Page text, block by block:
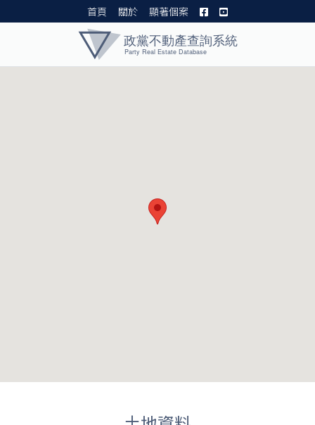
首頁 關於 顯著個案